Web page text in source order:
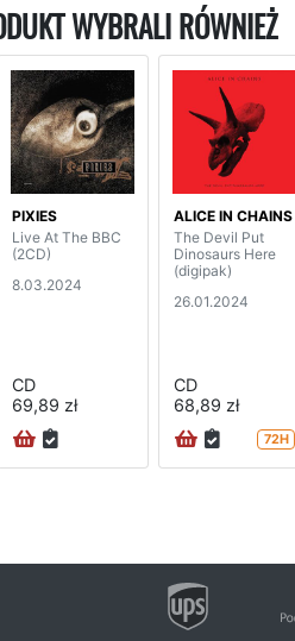
WYBRALI RÓWNIEŻ
PIXIES
Live At The BBC
(2CD)
8.03.2024
CD
69,89 zł
ALICE IN CHAINS
The Devil Put
Dinosaurs Here
(digipak)
26.01.2024
CD
68,89 zł
72H